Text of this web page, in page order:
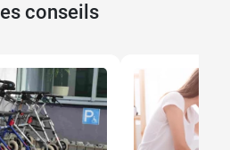
conseils